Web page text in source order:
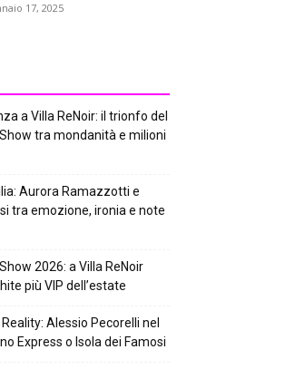
17, 2025
a Villa ReNoir: il trionfo del
tra mondanità e milioni
Aurora Ramazzotti e
tra emozione, ironia e note
2026: a Villa ReNoir
più VIP dell’estate
Alessio Pecorelli nel
Express o Isola dei Famosi